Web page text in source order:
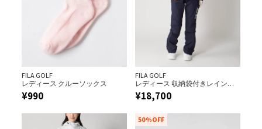
FILA GOLF
レディース クルーソックス
¥990
FILA GOLF
レディース 収納袋付きレインウ
ェア上下セット
¥18,700
50%OFF